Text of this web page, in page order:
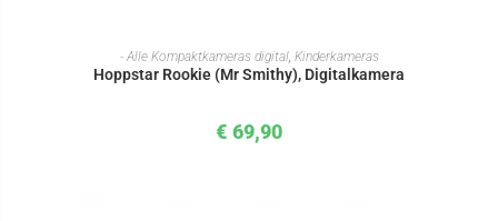
IN DEN WARENKORB
- Alle Kompaktkameras digital, Kinderkameras
Hoppstar Rookie (Mr Smithy), Digitalkamera
€ 69,90